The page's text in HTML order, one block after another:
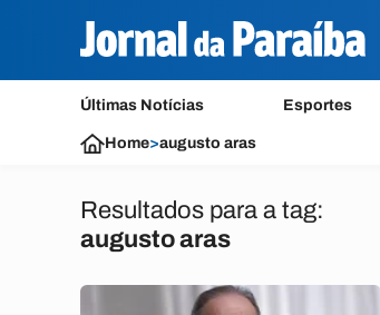
Últimas Notícias Esportes
Home>augusto aras
Resultados para a tag:
augusto aras